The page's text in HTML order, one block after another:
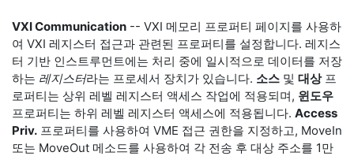
VXI Communication -- VXI 메모리 프로퍼티 페이지를 사용하
여 VXI 레지스터 접근과 관련된 프로퍼티를 설정합니다. 레지스
터 기반 인스트루먼트에는 처리 중에 일시적으로 데이터를 저장
하는 레지스터라는 프로세서 장치가 있습니다. 소스 및 대상프
로퍼티는 상위 레벨 레지스터 액세스 작업에 적용되며, 윈도우
프로퍼티는 하위 레벨 레지스터 액세스에 적용됩니다. Access
Priv. 프로퍼티를 사용하여 VME 접근 권한을 지정하고, MoveIn
또는 MoveOut 메소드를 사용하여 각 전송 후 대상 주소를 1만